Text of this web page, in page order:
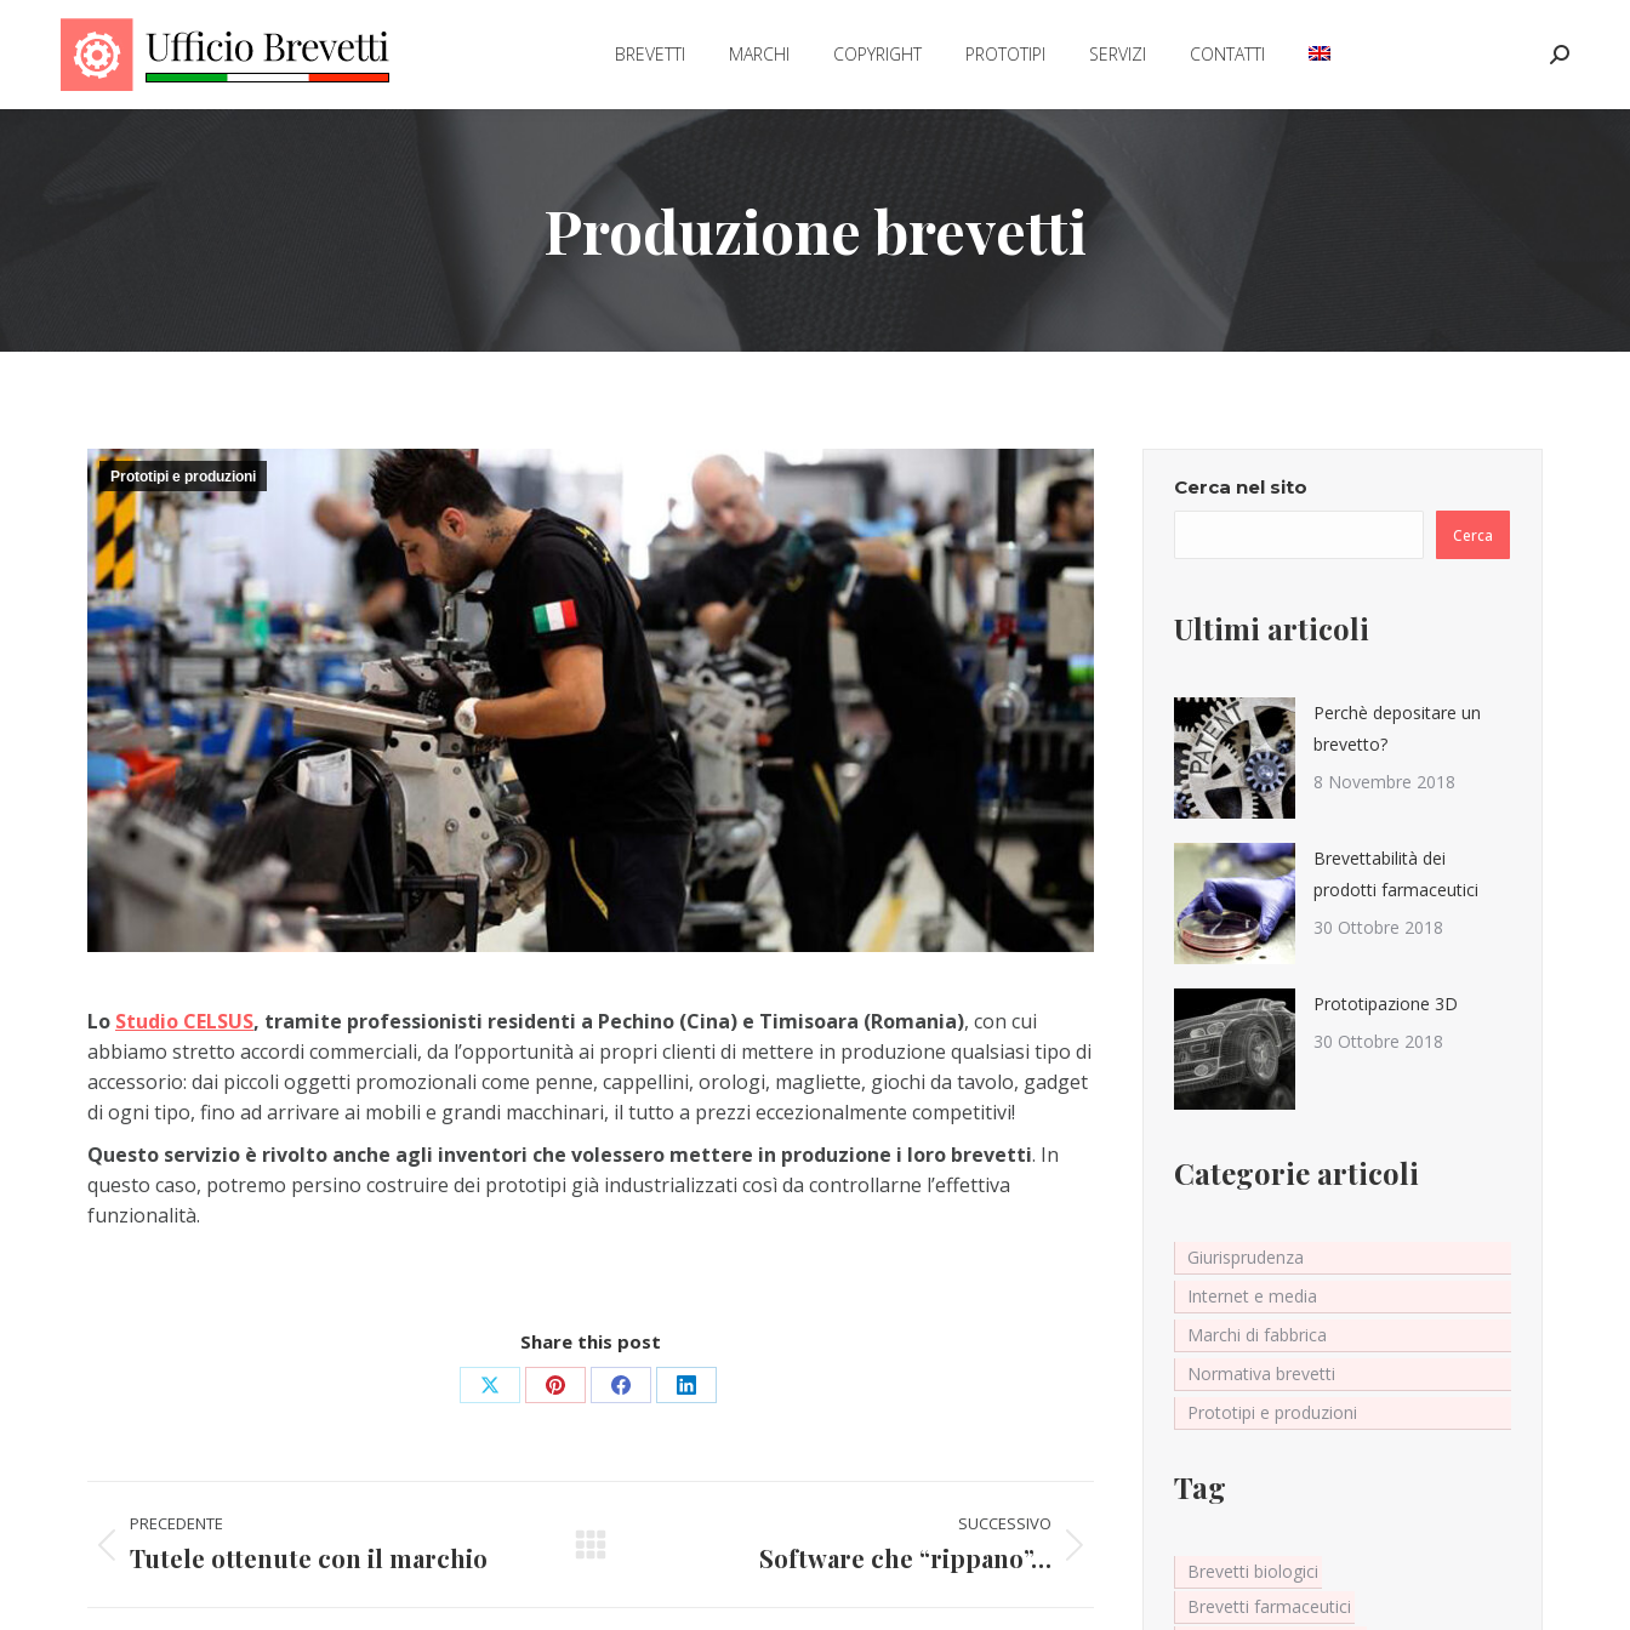
BREVETTI MARCHI COPYRIGHT PROTOTIPI SERVIZI CONTATTI Cerca:
Produzione brevetti
Prototipi e produzioni
Lo Studio CELSUS, tramite professionisti residenti a Pechino (Cina) e Timisoara (Romania), con cui
abbiamo stretto accordi commerciali, da l’opportunità ai propri clienti di mettere in produzione qualsiasi tipo di
accessorio: dai piccoli oggetti promozionali come penne, cappellini, orologi, magliette, giochi da tavolo, gadget
di ogni tipo, fino ad arrivare ai mobili e grandi macchinari, il tutto a prezzi eccezionalmente competitivi!
Questo servizio è rivolto anche agli inventori che volessero mettere in produzione i loro brevetti. In
questo caso, potremo persino costruire dei prototipi già industrializzati così da controllarne l’effettiva
funzionalità.
Share this post
CondividiCondividiCondividiCondividi
Naviga
tra
PRECEDENTE
Post
Tutele ottenute con il marchio
SUCCESSIVO
Software che “rippano”…
Cerca nel sito
Cerca
Ultimi articoli
Perchè depositare un
brevetto?
8 Novembre 2018
Brevettabilità dei
prodotti farmaceutici
30 Ottobre 2018
Prototipazione 3D
30 Ottobre 2018
Categorie articoli
Giurisprudenza
Internet e media
Marchi di fabbrica
Normativa brevetti
Prototipi e produzioni
Tag
Brevetti biologici
Brevetti farmaceutici